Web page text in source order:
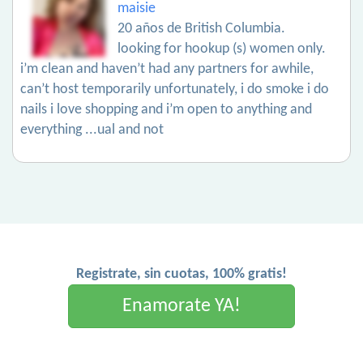
maisie
20 años de British Columbia.
looking for hookup (s) women only.
i’m clean and haven’t had any partners for awhile,
can’t host temporarily unfortunately, i do smoke i do
nails i love shopping and i’m open to anything and
everything ...ual and not
Registrate, sin cuotas, 100% gratis!
Enamorate YA!